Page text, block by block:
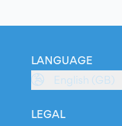
LANGUAGE
English (GB)
LEGAL